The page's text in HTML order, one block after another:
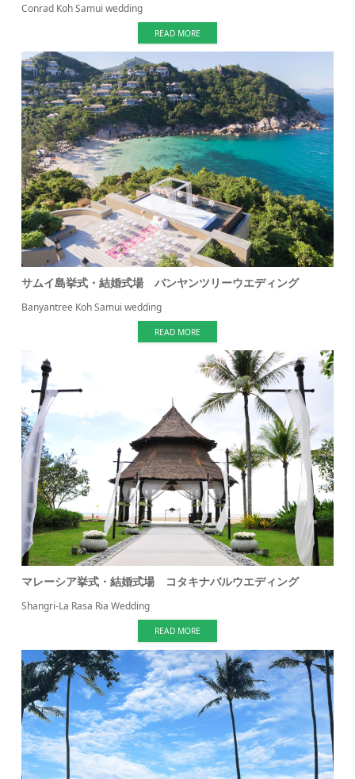
Conrad Koh Samui wedding
READ MORE
サムイ島挙式・結婚式場 バンヤンツリーウエディング
Banyantree Koh Samui wedding
READ MORE
マレーシア挙式・結婚式場 コタキナバルウエディング
Shangri-La Rasa Ria Wedding
READ MORE